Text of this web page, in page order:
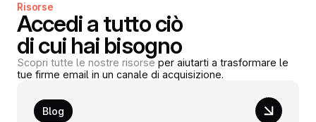
Risorse
Accedi a tutto ciò
di cui hai bisogno
Scopri tutte le nostre risorse per aiutarti a trasformare le
tue firme email in un canale di acquisizione.
Blog